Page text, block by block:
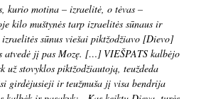
kurio motina – izraelitė, o tėvas –
kilo muštynės tarp izraelitės sūnaus ir
sūnus viešai piktžodžiavo [Dievo]
atvedė jį pas Mozę. […] VIEŠPATS kalbėjo
už stovyklos piktžodžiautoją, teuždeda
girdėjusieji ir teužmuša jį visa bendrija